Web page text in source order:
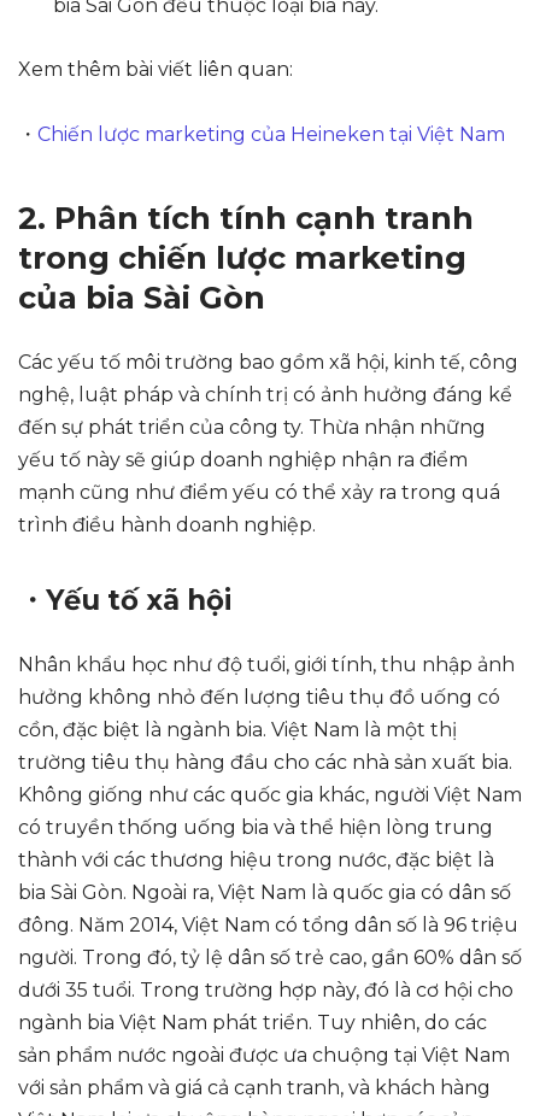
bia Sài Gòn đều thuộc loại bia này.
Xem thêm bài viết liên quan:
・ Chiến lược marketing của Heineken tại Việt Nam
2. Phân tích tính cạnh tranh
trong chiến lược marketing
của bia Sài Gòn
Các yếu tố môi trường bao gồm xã hội, kinh tế, công
nghệ, luật pháp và chính trị có ảnh hưởng đáng kể
đến sự phát triển của công ty. Thừa nhận những
yếu tố này sẽ giúp doanh nghiệp nhận ra điểm
mạnh cũng như điểm yếu có thể xảy ra trong quá
trình điều hành doanh nghiệp.
・Yếu tố xã hội
Nhân khẩu học như độ tuổi, giới tính, thu nhập ảnh
hưởng không nhỏ đến lượng tiêu thụ đồ uống có
cồn, đặc biệt là ngành bia. Việt Nam là một thị
trường tiêu thụ hàng đầu cho các nhà sản xuất bia.
Không giống như các quốc gia khác, người Việt Nam
có truyền thống uống bia và thể hiện lòng trung
thành với các thương hiệu trong nước, đặc biệt là
bia Sài Gòn. Ngoài ra, Việt Nam là quốc gia có dân số
đông. Năm 2014, Việt Nam có tổng dân số là 96 triệu
người. Trong đó, tỷ lệ dân số trẻ cao, gần 60% dân số
dưới 35 tuổi. Trong trường hợp này, đó là cơ hội cho
ngành bia Việt Nam phát triển. Tuy nhiên, do các
sản phẩm nước ngoài được ưa chuộng tại Việt Nam
với sản phẩm và giá cả cạnh tranh, và khách hàng